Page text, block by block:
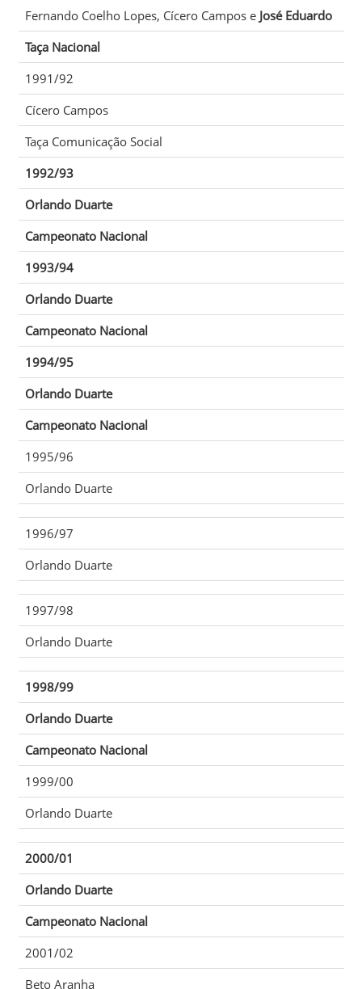
Fernando Coelho Lopes, Cícero Campose José Eduardo
Taça Nacional
1991/92
Cícero Campos
Taça Comunicação Social
1992/93
Orlando Duarte
Campeonato Nacional
1993/94
Orlando Duarte
Campeonato Nacional
1994/95
Orlando Duarte
Campeonato Nacional
1995/96
Orlando Duarte
1996/97
Orlando Duarte
1997/98
Orlando Duarte
1998/99
Orlando Duarte
Campeonato Nacional
1999/00
Orlando Duarte
2000/01
Orlando Duarte
Campeonato Nacional
2001/02
Beto Aranha